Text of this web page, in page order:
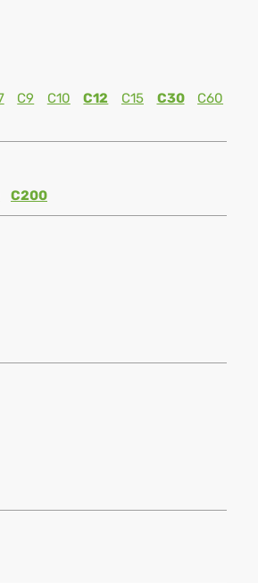
C9 C10 C12 C15 C30
C60
C200